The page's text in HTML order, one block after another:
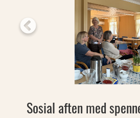
Sosial aften med